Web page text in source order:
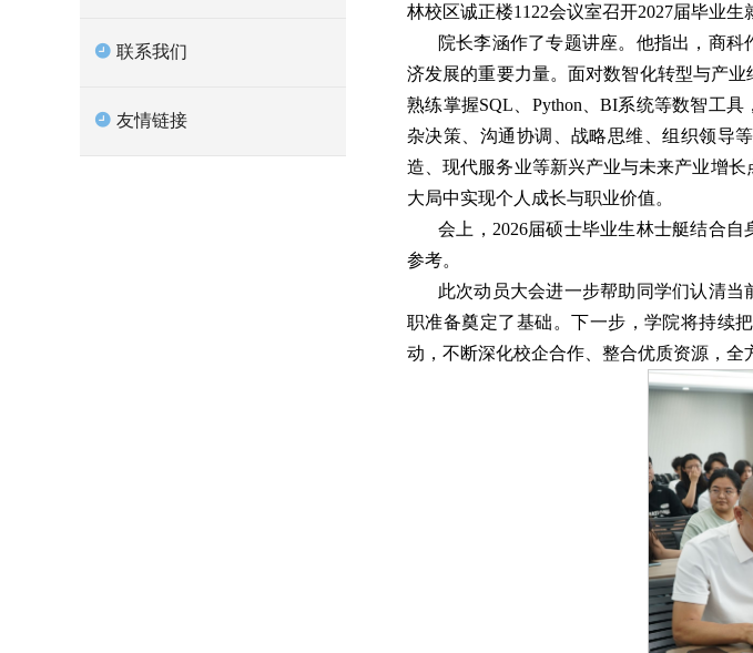
联系我们
友情链接
林校区诚正楼1122会议室召开2027届毕业
院长李涵作了专题讲座。他指出，商
济发展的重要力量。面对数智化转型与产
熟练掌握SQL、Python、BI系统等数智工
杂决策、沟通协调、战略思维、组织领导
造、现代服务业等新兴产业与未来产业增
大局中实现个人成长与职业价值。
会上，2026届硕士毕业生林士艇结合
参考。
此次动员大会进一步帮助同学们认清
职准备奠定了基础。下一步，学院将持续
动，不断深化校企合作、整合优质资源，全